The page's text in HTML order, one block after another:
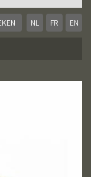
NL FR EN